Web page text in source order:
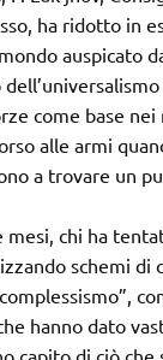
ha ridotto in
auspicato
come base nei
alle armi
a trovare un
mesi, chi ha
schemi di
hanno dato